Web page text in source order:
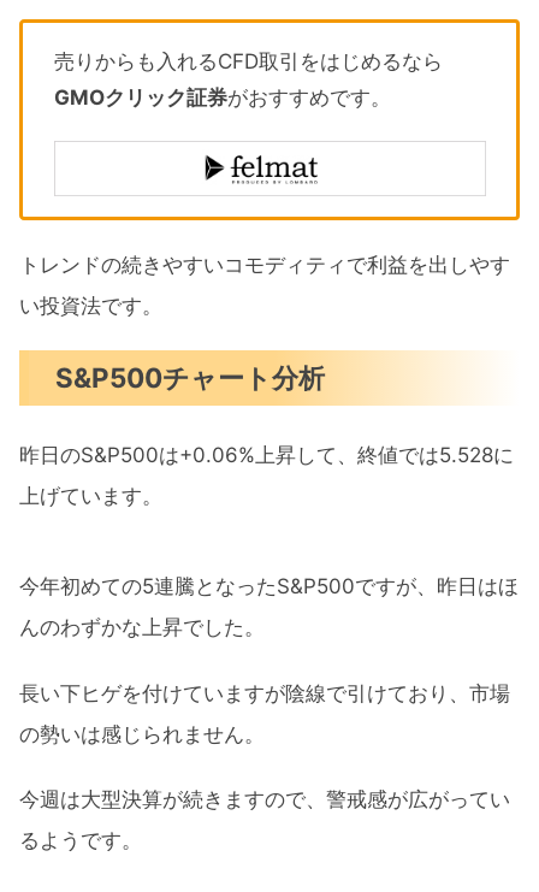
売りからも入れるCFD取引をはじめるなら
GMOクリック証券がおすすめです。
トレンドの続きやすいコモディティで利益を出しやす
い投資法です。
S&P500チャート分析
昨日のS&P500は+0.06%上昇して、終値では5.528に
上げています。
今年初めての5連騰となったS&P500ですが、昨日はほ
んのわずかな上昇でした。
長い下ヒゲを付けていますが陰線で引けており、市場
の勢いは感じられません。
今週は大型決算が続きますので、警戒感が広がってい
るようです。